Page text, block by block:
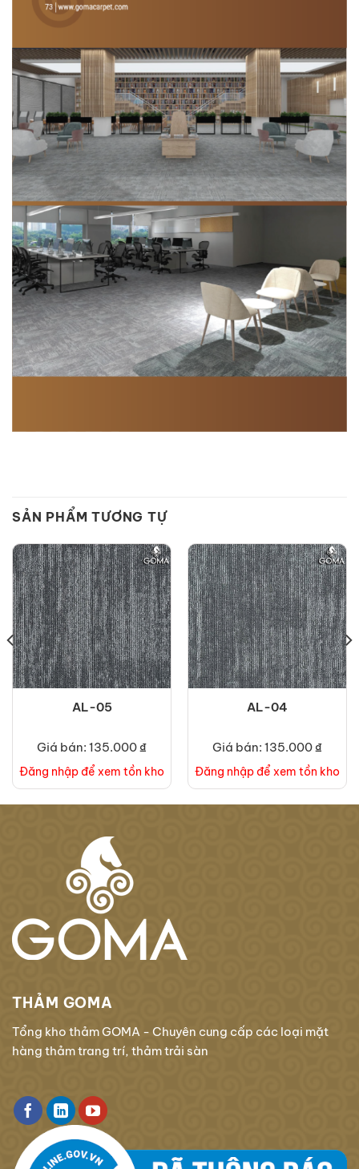
SẢN PHẨM TƯƠNG TỰ
AL-05
Giá bán: 135.000 ₫
Đăng nhập để xem tồn kho
AL-04
Giá bán: 135.000 ₫
Đăng nhập để xem tồn kho
THẢM GOMA
Tổng kho thảm GOMA - Chuyên cung cấp các loại mặt
hàng thảm trang trí, thảm trải sàn